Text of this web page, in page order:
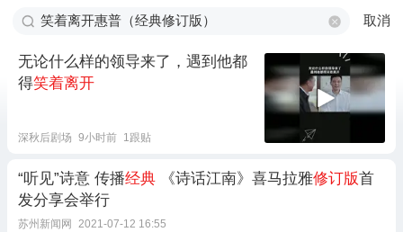
取消
无论什么样的领导来了，遇到他都
得笑着离开
深秋后剧场 9小时前 1跟贴
“听见”诗意 传播经典 《诗话江南》喜马拉雅修订版首
发分享会举行
苏州新闻网 2021-07-12 16:55